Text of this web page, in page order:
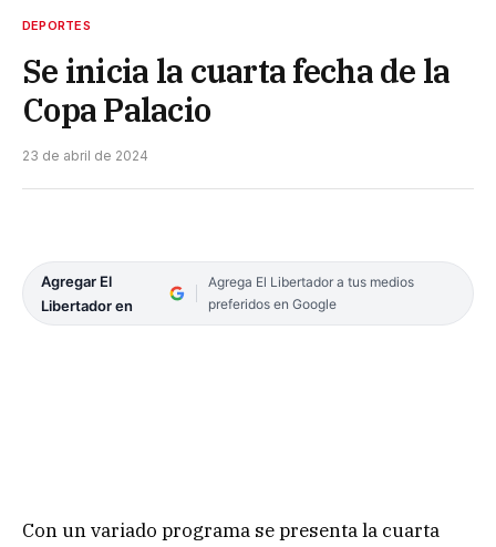
DEPORTES
Se inicia la cuarta fecha de la
Copa Palacio
23 de abril de 2024
Agregar El
Libertador en
Agrega El Libertador a tus medios
preferidos en Google
Con un variado programa se presenta la cuarta